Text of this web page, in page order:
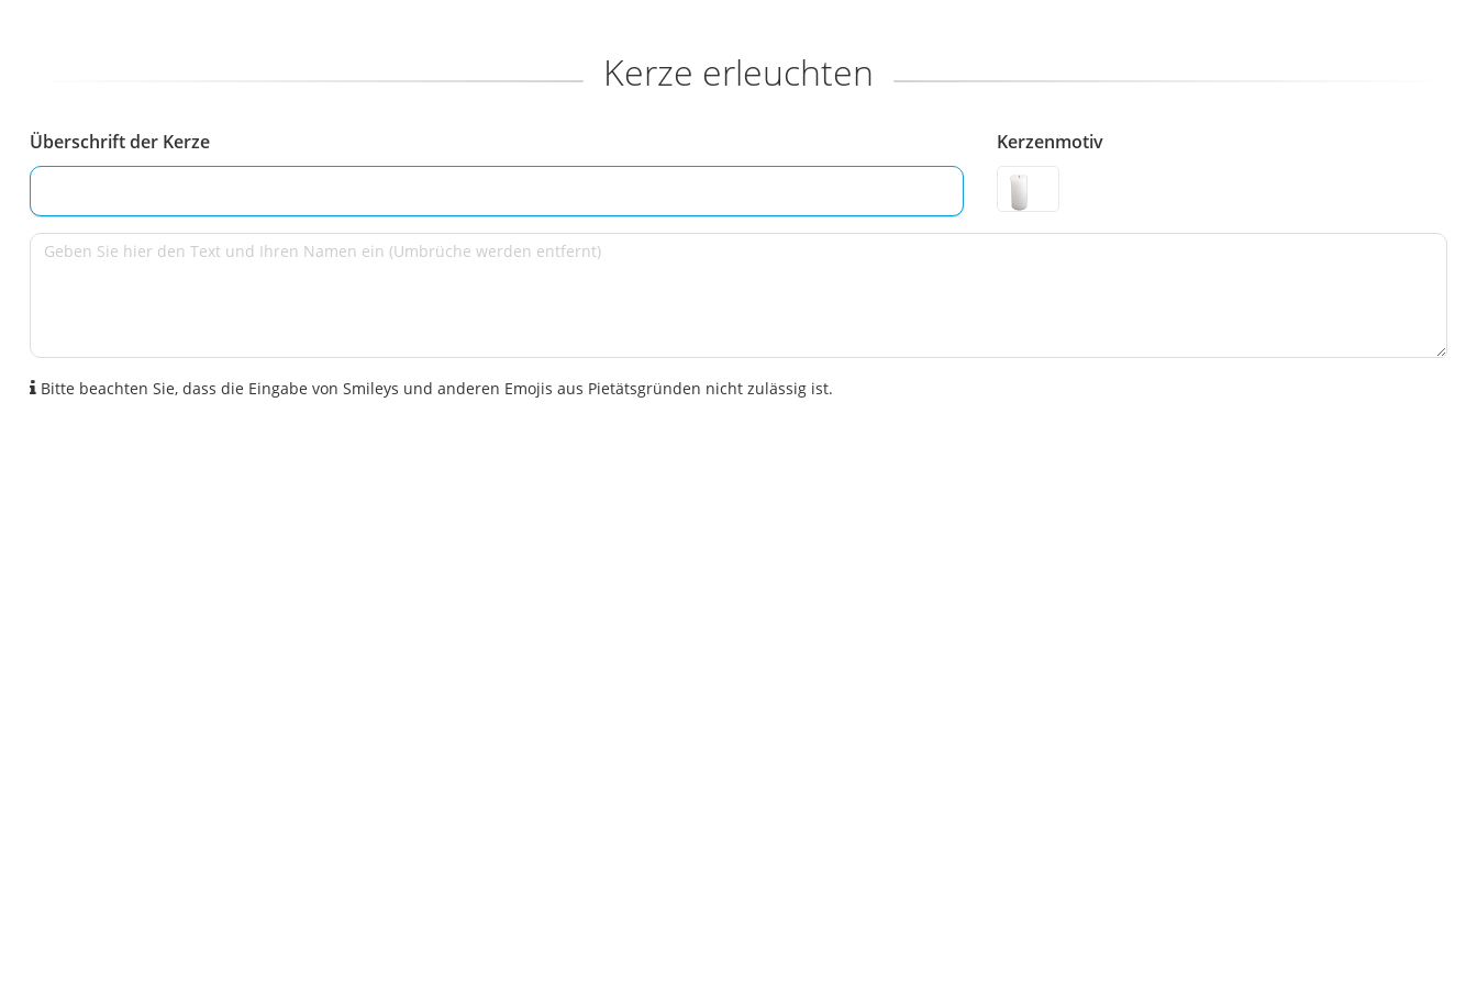
Kerze erleuchten
Überschrift der Kerze Kerzenmotiv
Bitte beachten Sie, dass die Eingabe von Smileys und anderen Emojis aus Pietätsgründen nicht zulässig ist.